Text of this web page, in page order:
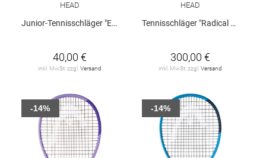
HEAD
Junior-Tennisschläger "Extreme 23"
40,00 €
inkl. MwSt. zzgl.Versand
HEAD
Tennisschläger "Radical Pro 2025"
300,00 €
inkl. MwSt. zzgl.Versand
-14% -14%